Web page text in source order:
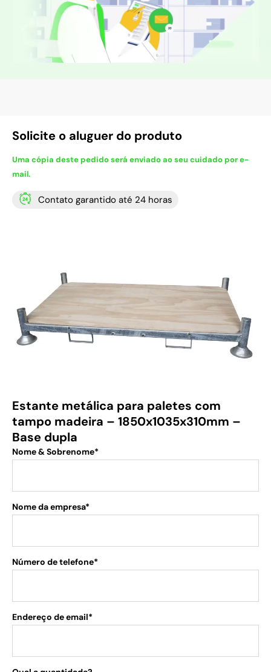
Solicite o aluguer do produto
Uma cópia deste pedido será enviado ao seu cuidado por e-
mail.
Contato garantido até 24 horas
Estante metálica para paletes com
tampo madeira – 1850x1035x310mm –
Base dupla
Nome & Sobrenome*
Nome da empresa*
Número de telefone*
Endereço de email*